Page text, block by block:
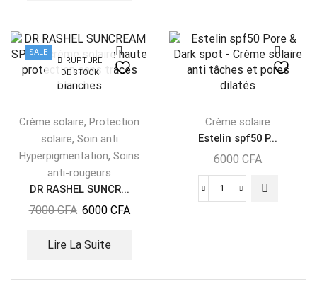
SALE
RUPTURE
DE STOCK
Crème solaire, Protection
solaire, Soin anti
Hyperpigmentation, Soins
anti-rougeurs
DR RASHEL SUNCR...
7000CFA 6000 CFA
Lire La Suite
Crème solaire
Estelin spf50 P...
6000 CFA